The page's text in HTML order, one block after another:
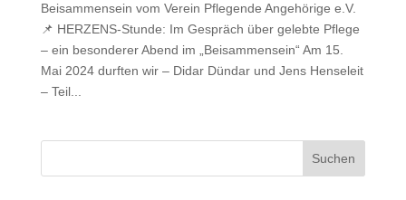
Beisammensein vom Verein Pflegende Angehörige e.V.
📌 HERZENS-Stunde: Im Gespräch über gelebte Pflege
– ein besonderer Abend im „Beisammensein“ Am 15.
Mai 2024 durften wir – Didar Dündar und Jens Henseleit
– Teil...
Suchen